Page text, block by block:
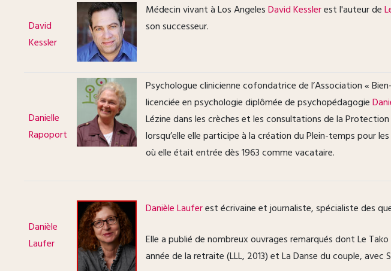
David
Kessler
Médecin vivant à Los AngelesDavid Kesslerest l'auteur de
son successeur.
Danielle
Rapoport
Psychologue clinicienne cofondatrice de l’Association «
licenciée en psychologie diplômée de psychopédagogie
Lézine dans les crèches et les consultations de la
lorsqu’elle elle participe à la création du Plein-temps pour
où elle était entrée dès 1963 comme vacataire.
Danièle
Laufer
Danièle Lauferest écrivaine et journaliste, spécialiste des
Elle a publié de nombreux ouvrages remarqués dont Le
année de la retraite (LLL, 2013) et La Danse du couple,